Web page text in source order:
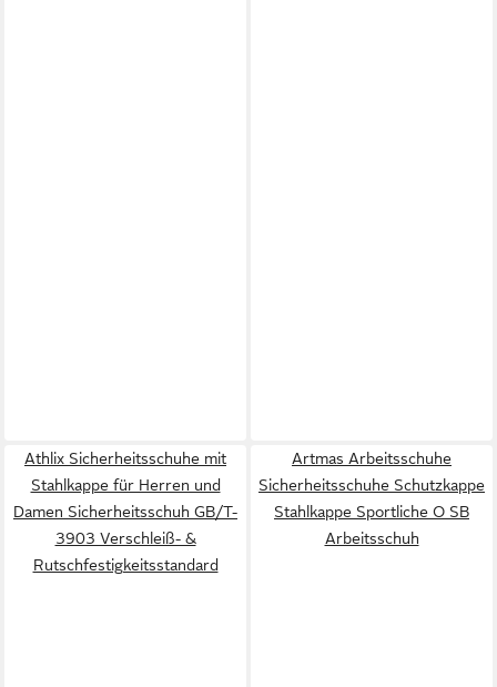
Athlix Sicherheitsschuhe mit
Stahlkappe für Herren und
Damen Sicherheitsschuh GB/T-
3903 Verschleiß- &
Rutschfestigkeitsstandard
Artmas Arbeitsschuhe
Sicherheitsschuhe Schutzkappe
Stahlkappe Sportliche O SB
Arbeitsschuh